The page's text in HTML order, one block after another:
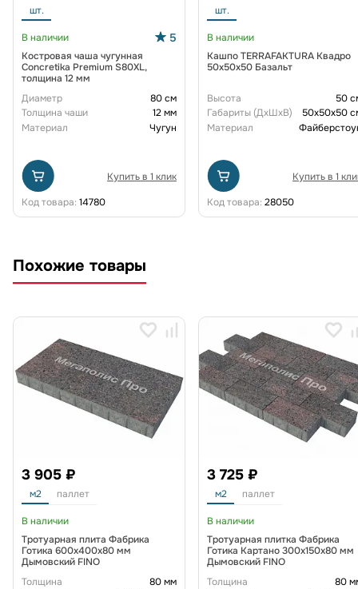
шт.
В наличии 5
Костровая чаша чугунная
Concretika Premium S80XL,
толщина 12 мм
Диаметр
80 см
Толщина чаши
12 мм
Материал
Чугун
Купить в 1 клик
Код товара: 14780
шт.
В наличии
Кашпо TERRAFAKTURA Квадро
50x50x50 Базальт
Высота
50
Габариты (ДxШxВ)
50x50x50
Материал
Купить в 1
Код товара: 28050
Похожие товары
3 905 ₽
м2 паллет
В наличии
Тротуарная плита Фабрика
Готика 600х400х80 мм
Дымовский FINO
Толщина
80 мм
3 725 ₽
м2 паллет
В наличии
Тротуарная плитка Фабрика
Готика Картано 300х150х80 мм
Дымовский FINO
Толщина
80